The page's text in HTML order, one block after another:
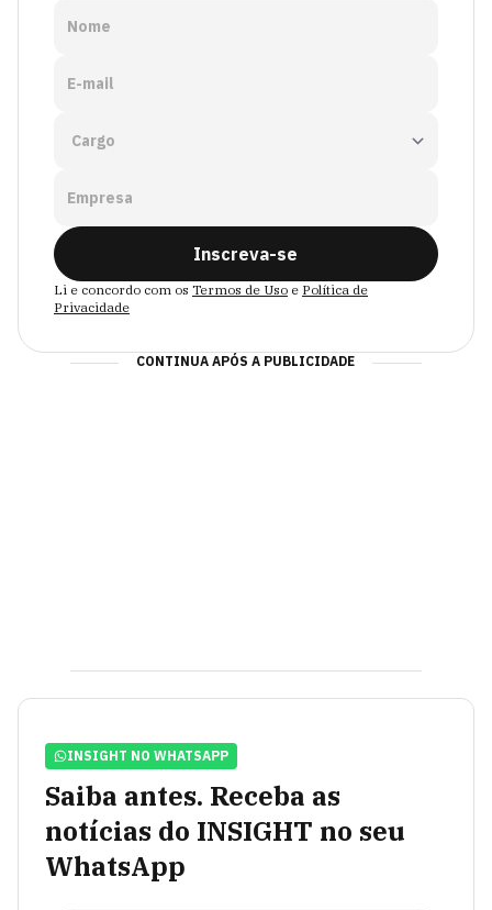
Nome
E-mail
Empresa
Inscreva-se
Li e concordo com os Termos de Uso e Política de
Privacidade
CONTINUA APÓS A PUBLICIDADE
INSIGHT NO WHATSAPP
Saiba antes. Receba as
notícias do INSIGHT no seu
WhatsApp